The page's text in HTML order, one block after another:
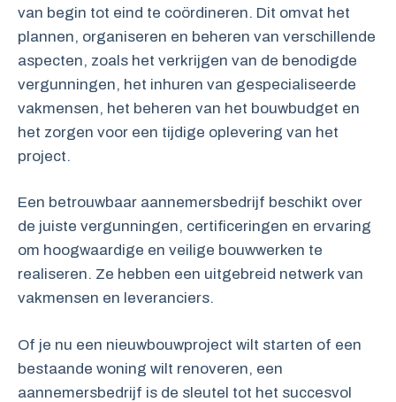
van begin tot eind te coördineren. Dit omvat het
plannen, organiseren en beheren van verschillende
aspecten, zoals het verkrijgen van de benodigde
vergunningen, het inhuren van gespecialiseerde
vakmensen, het beheren van het bouwbudget en
het zorgen voor een tijdige oplevering van het
project.
Een betrouwbaar aannemersbedrijf beschikt over
de juiste vergunningen, certificeringen en ervaring
om hoogwaardige en veilige bouwwerken te
realiseren. Ze hebben een uitgebreid netwerk van
vakmensen en leveranciers.
Of je nu een nieuwbouwproject wilt starten of een
bestaande woning wilt renoveren, een
aannemersbedrijf is de sleutel tot het succesvol